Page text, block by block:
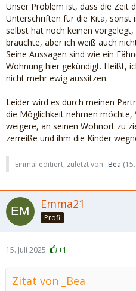
Unser Problem ist, dass die Zeit
Unterschriften für die Kita, sonst
selbst hat noch keinen
bräuchte, aber ich weiß auch
Seine Aussagen sind wie ein
Wohnung hier gekündigt. Heißt,
nicht mehr ewig aussitzen.
Leider wird es durch meinen
die Möglichkeit nehmen möchte,
weigere, an seinen Wohnort zu
zerreiße und ihm die Kinder
Einmal editiert, zuletzt von _Bea (
Emma21
Profi
15. Juli 2025 +1
Zitat von _Bea